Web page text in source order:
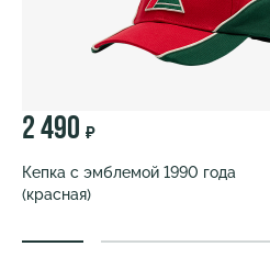
2 490 ₽
Кепка с эмблемой 1990 года
(красная)